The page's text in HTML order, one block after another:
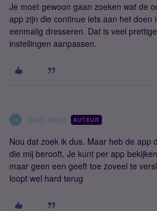
Je moet gewoon gaan zoeken wat de
app zijn die continue iets aan het doen
eenmalig dresseren. Dat is veel
instellingen aanpassen.
H Heidi Heidi AUTEUR
Nou dat zoek ik dus. Maar heb de app
die mij berooft. Je kunt per app
maar geen een geeft toe zoveel te
loopt wel hard terug